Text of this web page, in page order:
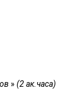
» (2 ак.часа)